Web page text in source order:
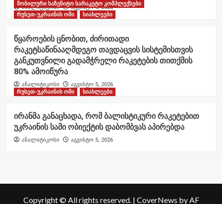
ანალიტიკოსი აგვისტო 6, 2026
მობილური საზენიტო სარაკეტო კომპლექსები
რუსეთ-უკრაინის ომი
სიახლეები
წყაროების ცნობით, ძირითადი
რაკეტსაწინააღმდეგო თავდაცვის სისტემისთვის
განკუთვნილი გადამჭრელი რაკეტების თითქმის
80% ამოიწურა
ანალიტიკოსი
აგვისტო 5, 2026
რუსეთ-უკრაინის ომი
სიახლეები
ირანმა განაცხადა, რომ ბალისტიკური რაკეტებით
უკრაინის სამი ობიექტის დაბომბვას აპირებდა
ანალიტიკოსი აგვისტო 5, 2026
Copyright © All rights reserved. | CoverNews by AF